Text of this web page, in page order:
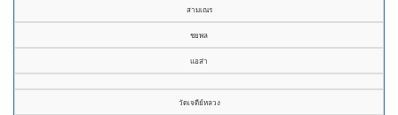
สามเณร
ชยพล
แอส่า
วัดเจดีย์หลวง